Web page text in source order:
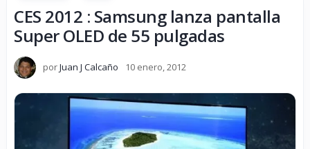
CES 2012 : Samsung lanza pantalla
Super OLED de 55 pulgadas
porJuan J Calcaño 10 enero, 2012